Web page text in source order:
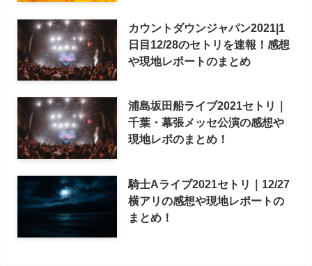
カウントダウンジャパン2021|1
日目12/28のセトリを速報！感想
や現地レポートのまとめ
浦島坂田船ライブ2021セトリ｜
千葉・幕張メッセ公演の感想や
現地レポのまとめ！
騎士Aライブ2021セトリ｜12/27
横アリの感想や現地レポートの
まとめ！